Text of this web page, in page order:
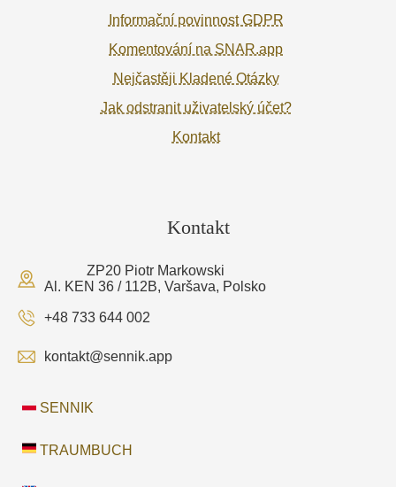
Informační povinnost GDPR
Komentování na SNAR.app
Nejčastěji Kladené Otázky
Jak odstranit uživatelský účet?
Kontakt
Kontakt
ZP20 Piotr Markowski
Al. KEN 36 / 112B, Varšava, Polsko
+48 733 644 002
kontakt@sennik.app
SENNIK
TRAUMBUCH